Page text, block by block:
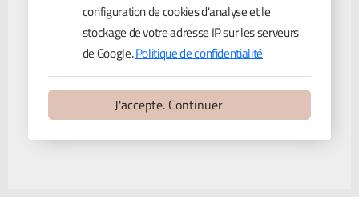
configuration de cookies d'analyse et le
stockage de votre adresse IP sur les serveurs
de Google.Politique de confidentialité
J'accepte. Continuer